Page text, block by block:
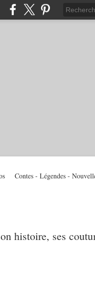
histoire, ses
Contes - Légendes -